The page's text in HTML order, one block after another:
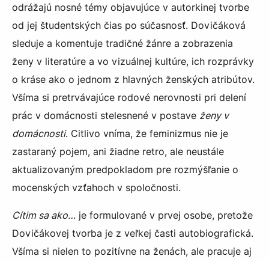
odrážajú nosné témy objavujúce v autorkinej tvorbe
od jej študentských čias po súčasnosť. Dovičáková
sleduje a komentuje tradičné žánre a zobrazenia
ženy v literatúre a vo vizuálnej kultúre, ich rozprávky
o kráse ako o jednom z hlavných ženských atribútov.
Všíma si pretrvávajúce rodové nerovnosti pri delení
prác v domácnosti stelesnené v postave ženy v
domácnosti. Citlivo vníma, že feminizmus nie je
zastaraný pojem, ani žiadne retro, ale neustále
aktualizovaným predpokladom pre rozmýšľanie o
mocenských vzťahoch v spoločnosti.
Cítim sa ako… je formulované v prvej osobe, pretože
Dovičákovej tvorba je z veľkej časti autobiografická.
Všíma si nielen to pozitívne na ženách, ale pracuje aj